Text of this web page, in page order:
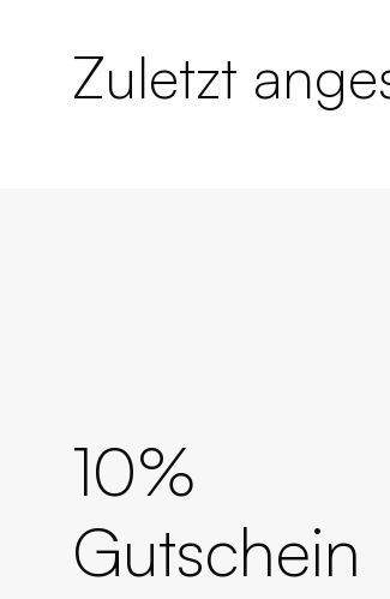
Zuletzt
10%
Gutschein